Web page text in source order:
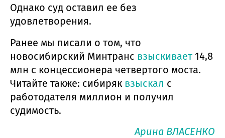
Однако суд оставил ее без
удовлетворения.
Ранее мы писали о том, что
новосибирский Минтранс взыскивает 14,8
млн с концессионера четвертого моста.
Читайте также: сибиряк взыскал с
работодателя миллион и получил
судимость.
Арина ВЛАСЕНКО